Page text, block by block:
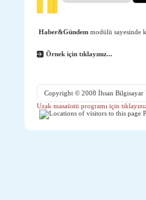
Haber&Gündem modülü sayesinde
Örnek için tıklayınız...
Copyright © 2008 İhsan Bilgisayar
Uzak masaüstü programı için